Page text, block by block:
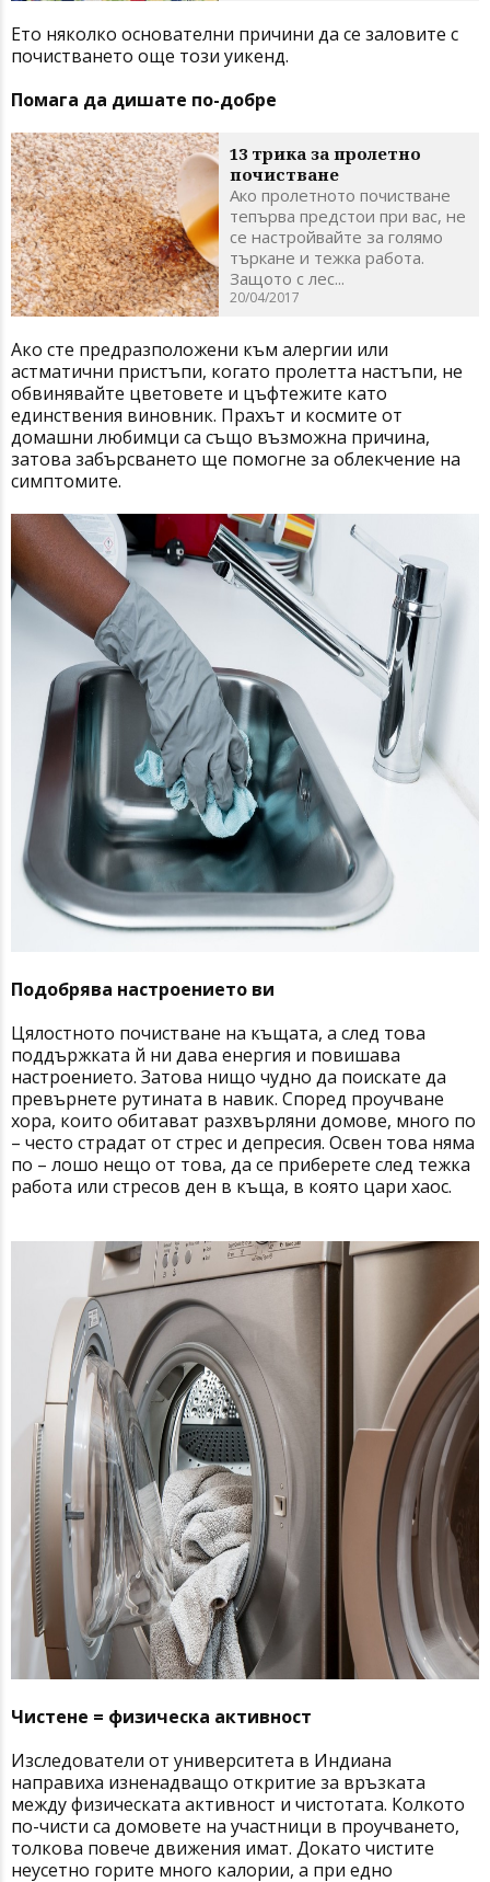
Ето няколко основателни причини да се заловите с
почистването още този уикенд.
Помага да дишате по-добре
13 трика за пролетно
почистване
Ако пролетното почистване
тепърва предстои при вас, не
се настройвайте за голямо
търкане и тежка работа.
Защото с лес...
20/04/2017
Ако сте предразположени към алергии или
астматични пристъпи, когато пролетта настъпи, не
обвинявайте цветовете и цъфтежите като
единствения виновник. Прахът и космите от
домашни любимци са също възможна причина,
затова забърсването ще помогне за облекчение на
симптомите.
Подобрява настроението ви
Цялостното почистване на къщата, а след това
поддържката й ни дава енергия и повишава
настроението. Затова нищо чудно да поискате да
превърнете рутината в навик. Според проучване
хора, които обитават разхвърляни домове, много по
– често страдат от стрес и депресия. Освен това няма
по – лошо нещо от това, да се приберете след тежка
работа или стресов ден в къща, в която цари хаос.
Чистене = физическа активност
Изследователи от университета в Индиана
направиха изненадващо откритие за връзката
между физическата активност и чистотата. Колкото
по-чисти са домовете на участници в проучването,
толкова повече движения имат. Докато чистите
неусетно горите много калории, а при едно